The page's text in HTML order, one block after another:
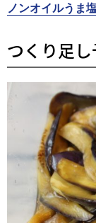
ノンオイルうま
つくり足